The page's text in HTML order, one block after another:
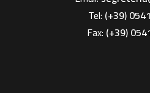
Tel: (+39)
Fax: (+39)